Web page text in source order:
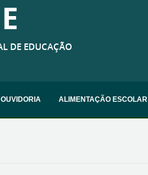
DE EDUCAÇÃO
OUVIDORIA ALIMENTAÇÃO ESCOLAR